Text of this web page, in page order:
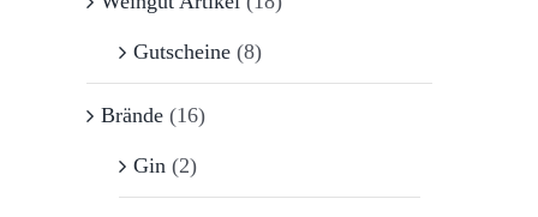
Gutscheine (8)
Brände (16)
Gin (2)